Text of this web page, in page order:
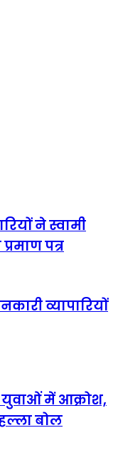
ने स्वामी
पत्र
व्यापारियों
युवाओं में आक्रोश,
बोल